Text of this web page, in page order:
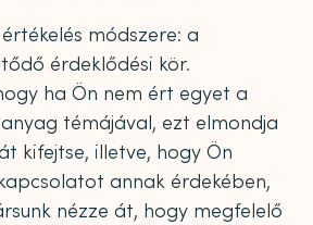
módszere: a
érdeklődési kör.
ha Ön nem ért egyet a
témájával, ezt elmondja
kifejtse, illetve, hogy Ön
annak érdekében,
nézze át, hogy megfelelő